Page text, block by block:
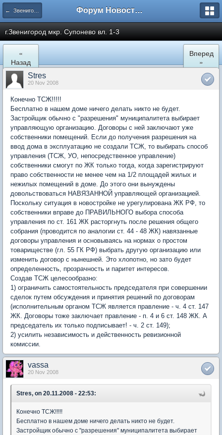
← Звенигород Форум Новостройки
г.Звенигород мкр. Супонево вл. 1-3
«
Назад
Вперед
»
Stres
20 Nov 2008
Конечно ТСЖ!!!!!
Бесплатно в нашем доме ничего делать никто не будет.
Застройщик обычно с "разрешения" муниципалитета выбирает
управляющую организацию. Договоры с ней заключают уже
собственники помещений. Если до получения разрешения на
ввод дома в эксплуатацию не создали ТСЖ, то выбирать способ
управления (ТСЖ, УО, непосредственное управление)
собственники смогут по ЖК только тогда, когда зарегистрируют
право собственности не менее чем на 1/2 площадей жилых и
нежилых помещений в доме. До этого они вынуждены
довольствоваться НАВЯЗАННОЙ управляющей организацией.
Поскольку ситуация в новостройке не урегулирована ЖК РФ, то
собственники вправе до ПРАВИЛЬНОГО выбора способа
управления по ст. 161 ЖК расторгнуть после решения общего
собрания (проводится по аналогии ст. 44 - 48 ЖК) навязанные
договоры управления и основываясь на нормах о простом
товариществе (гл. 55 ГК РФ) выбрать другую организацию или
изменить договор с нынешней. Это хлопотно, но зато будет
определенность, прозрачность и паритет интересов.
Создав ТСЖ целесообразно:
1) ограничить самостоятельность председателя при совершении
сделок путем обсуждения и принятия решений по договорам
(исполнительным органом ТСЖ является правление - ч. 4 ст. 147
ЖК. Договоры тоже заключает правление - п. 4 и 6 ст. 148 ЖК. А
председатель их только подписывает! - ч. 2 ст. 149);
2) усилить независимость и действенность ревизионной
комиссии.
vassa
20 Nov 2008
Stres, on 20.11.2008 - 22:53:
Конечно ТСЖ!!!!!
Бесплатно в нашем доме ничего делать никто не будет.
Застройщик обычно с "разрешения" муниципалитета выбирает